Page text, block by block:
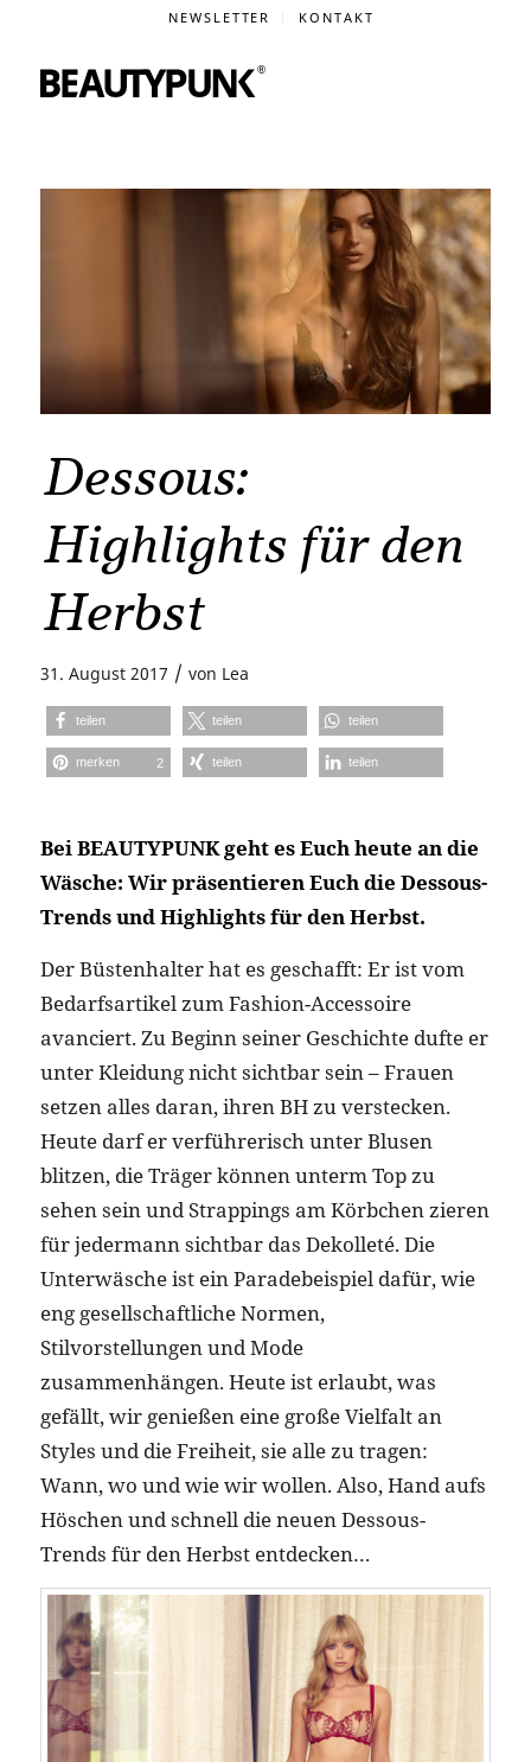
NEWSLETTER KONTAKT
Dessous:
Highlights für den
Herbst
31. August 2017 / von Lea
teilen teilen teilen
merken 2 teilen teilen
Bei BEAUTYPUNK geht es Euch heute an die
Wäsche: Wir präsentieren Euch die Dessous-
Trends und Highlights für den Herbst.
Der Büstenhalter hat es geschafft: Er ist vom
Bedarfsartikel zum Fashion-Accessoire
avanciert. Zu Beginn seiner Geschichte dufte er
unter Kleidung nicht sichtbar sein – Frauen
setzen alles daran, ihren BH zu verstecken.
Heute darf er verführerisch unter Blusen
blitzen, die Träger können unterm Top zu
sehen sein und Strappings am Körbchen zieren
für jedermann sichtbar das Dekolleté. Die
Unterwäsche ist ein Paradebeispiel dafür, wie
eng gesellschaftliche Normen,
Stilvorstellungen und Mode
zusammenhängen. Heute ist erlaubt, was
gefällt, wir genießen eine große Vielfalt an
Styles und die Freiheit, sie alle zu tragen:
Wann, wo und wie wir wollen. Also, Hand aufs
Höschen und schnell die neuen Dessous-
Trends für den Herbst entdecken…